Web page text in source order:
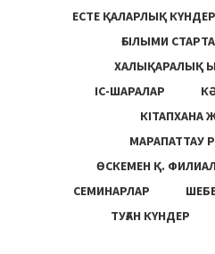
ЕСТЕ ҚАЛАРЛЫҚ КҮНДЕР
ҒЫЛЫМИ
ХАЛЫҚАРАЛЫҚ
ІС-ШАРАЛАР
КІТАПХАНА
МАРАПАТТАУ
ӨСКЕМЕН Қ. ФИЛИАЛ
СЕМИНАРЛАР
ТУҒАН КҮНДЕР